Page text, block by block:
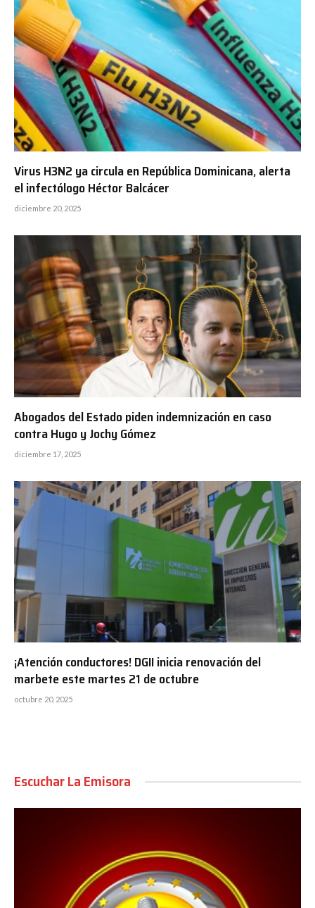
Virus H3N2 ya circula en República Dominicana, alerta
el infectólogo Héctor Balcácer
diciembre 20, 2025
Abogados del Estado piden indemnización en caso
contra Hugo y Jochy Gómez
diciembre 17, 2025
¡Atención conductores! DGII inicia renovación del
marbete este martes 21 de octubre
octubre 20, 2025
Escuchar La Emisora